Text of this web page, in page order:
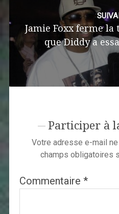
Jamie Foxx ferme
que Diddy a
Participer à
Votre adresse e-mail
champs obligatoires
Commentaire *